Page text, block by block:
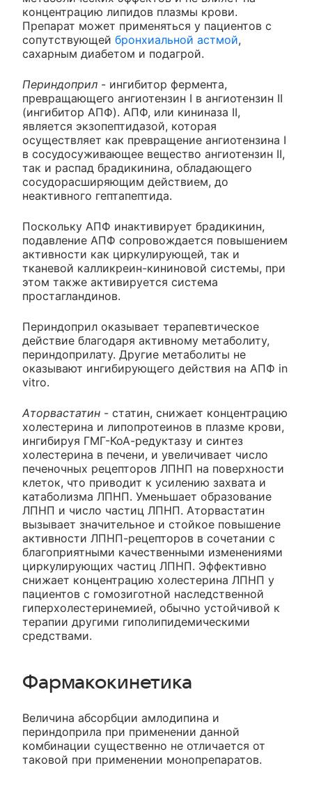
концентрацию липидов плазмы крови.
Препарат может применяться у пациентов с
сопутствующей бронхиальной астмой,
сахарным диабетом и подагрой.
Периндоприл - ингибитор фермента,
превращающего ангиотензин I в ангиотензин II
(ингибитор АПФ). АПФ, или кининаза II,
является экзопептидазой, которая
осуществляет как превращение ангиотензина I
в сосудосуживающее вещество ангиотензин II,
так и распад брадикинина, обладающего
сосудорасширяющим действием, до
неактивного гептапептида.
Поскольку АПФ инактивирует брадикинин,
подавление АПФ сопровождается повышением
активности как циркулирующей, так и
тканевой калликреин-кининовой системы, при
этом также активируется система
простагландинов.
Периндоприл оказывает терапевтическое
действие благодаря активному метаболиту,
периндоприлату. Другие метаболиты не
оказывают ингибирующего действия на АПФ in
vitro.
Аторвастатин - статин, снижает концентрацию
холестерина и липопротеинов в плазме крови,
ингибируя ГМГ-КоА-редуктазу и синтез
холестерина в печени, и увеличивает число
печеночных рецепторов ЛПНП на поверхности
клеток, что приводит к усилению захвата и
катаболизма ЛПНП. Уменьшает образование
ЛПНП и число частиц ЛПНП. Аторвастатин
вызывает значительное и стойкое повышение
активности ЛПНП-рецепторов в сочетании с
благоприятными качественными изменениями
циркулирующих частиц ЛПНП. Эффективно
снижает концентрацию холестерина ЛПНП у
пациентов с гомозиготной наследственной
гиперхолестеринемией, обычно устойчивой к
терапии другими гиполипидемическими
средствами.
Фармакокинетика
Величина абсорбции амлодипина и
периндоприла при применении данной
комбинации существенно не отличается от
таковой при применении монопрепаратов.